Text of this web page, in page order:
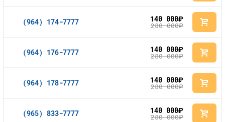
(964) 174-7777 140 000руб.
280 000руб.
(964) 176-7777 140 000руб.
280 000руб.
(964) 178-7777 140 000руб.
280 000руб.
(965) 833-7777 140 000руб.
280 000руб.